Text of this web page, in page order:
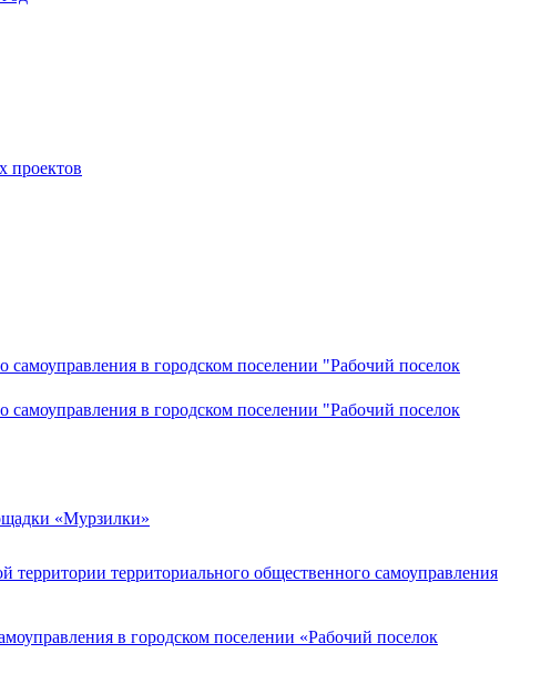
проектов
в городском поселении "Рабочий поселок
в городском поселении "Рабочий поселок
«Мурзилки»
территориального общественного самоуправления
в городском поселении «Рабочий поселок